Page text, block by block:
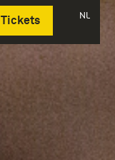
Tickets NL
Deutsch